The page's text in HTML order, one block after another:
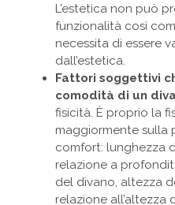
L’estetica non può
funzionalità così
necessita di essere
dall’estetica.
Fattori soggettivi
comodità di un
fisicità. È proprio la
maggiormente sulla
comfort: lunghezza
relazione a
del divano, altezza
relazione all’altezza